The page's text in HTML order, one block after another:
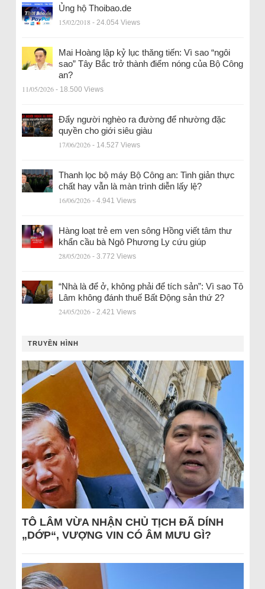
Ủng hộ Thoibao.de
15/02/2018 - 24.054 Views
Mai Hoàng lập kỷ lục thăng tiến: Vì sao “ngôi
sao” Tây Bắc trở thành điểm nóng của Bộ Công
an?
11/05/2026 - 18.500 Views
Đẩy người nghèo ra đường để nhường đặc
quyền cho giới siêu giàu
17/06/2026 - 14.527 Views
Thanh lọc bộ máy Bộ Công an: Tinh giản thực
chất hay vẫn là màn trình diễn lấy lệ?
16/06/2026 - 4.941 Views
Hàng loạt trẻ em ven sông Hồng viết tâm thư
khẩn cầu bà Ngô Phương Ly cứu giúp
28/05/2026 - 3.772 Views
“Nhà là để ở, không phải để tích sản”: Vì sao Tô
Lâm không đánh thuế Bất Động sản thứ 2?
24/05/2026 - 2.421 Views
TRUYỀN HÌNH
TÔ LÂM VỪA NHẬN CHỦ TỊCH ĐÃ DÍNH
„DỚP“, VƯỢNG VIN CÓ ÂM MƯU GÌ?